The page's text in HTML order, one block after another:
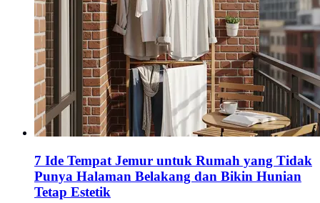
7 Ide Tempat Jemur untuk Rumah yang Tidak
Punya Halaman Belakang dan Bikin Hunian
Tetap Estetik